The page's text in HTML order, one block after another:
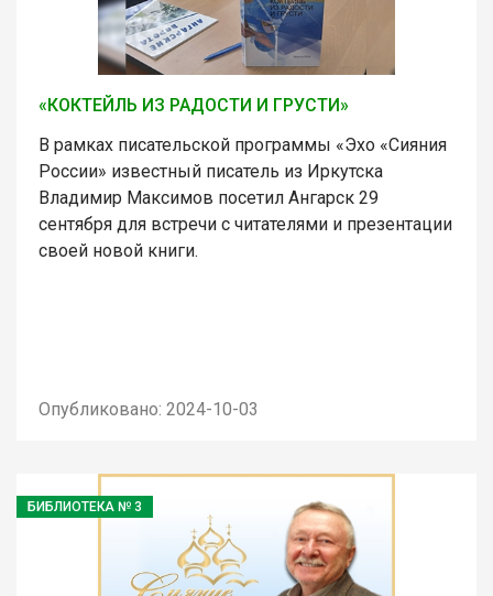
«КОКТЕЙЛЬ ИЗ РАДОСТИ И ГРУСТИ»
В рамках писательской программы «Эхо «Сияния
России» известный писатель из Иркутска
Владимир Максимов посетил Ангарск 29
сентября для встречи с читателями и презентации
своей новой книги.
Опубликовано: 2024-10-03
БИБЛИОТЕКА № 3